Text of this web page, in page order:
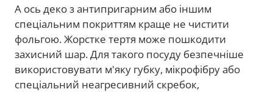
А ось деко з антипригарним або іншим
спеціальним покриттям краще не чистити
фольгою. Жорстке тертя може пошкодити
захисний шар. Для такого посуду безпечніше
використовувати м'яку губку, мікрофібру або
спеціальний неагресивний скребок,